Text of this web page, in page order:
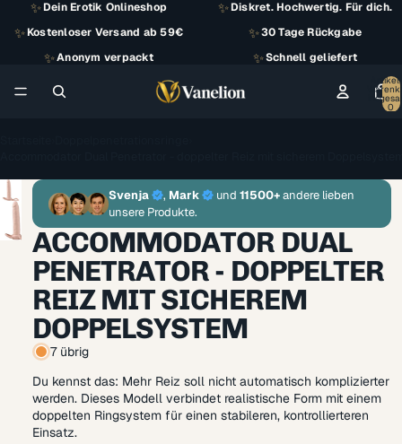
✨Dein Erotik Onlineshop ✨Diskret. Hochwertig. Für dich.
✨Kostenloser Versand ab 59€ ✨30 Tage Rückgabe
✨Anonym verpackt ✨Schnell geliefert
Artikel
0
Svenja , Mark und 11500+andere lieben
unsere Produkte.
ACCOMMODATOR DUAL
PENETRATOR - DOPPELTER
REIZ MIT SICHEREM
DOPPELSYSTEM
7 übrig
Du kennst das: Mehr Reiz soll nicht automatisch komplizierter
werden. Dieses Modell verbindet realistische Form mit einem
doppelten Ringsystem für einen stabileren, kontrollierteren
Einsatz.